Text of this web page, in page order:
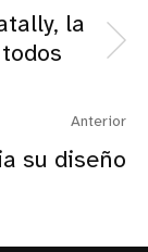
la
Anterior
su diseño